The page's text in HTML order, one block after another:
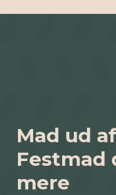
Mad ud
Festmad
mere